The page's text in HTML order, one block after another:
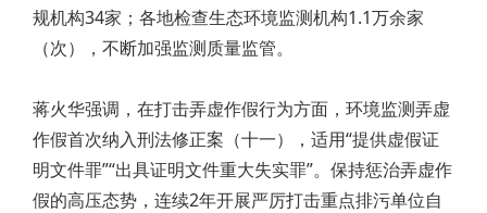
规机构34家；各地检查生态环境监测机构1.1万余家
（次），不断加强监测质量监管。
蒋火华强调，在打击弄虚作假行为方面，环境监测弄虚
作假首次纳入刑法修正案（十一），适用“提供虚假证
明文件罪”“出具证明文件重大失实罪”。保持惩治弄虚作
假的高压态势，连续2年开展严厉打击重点排污单位自